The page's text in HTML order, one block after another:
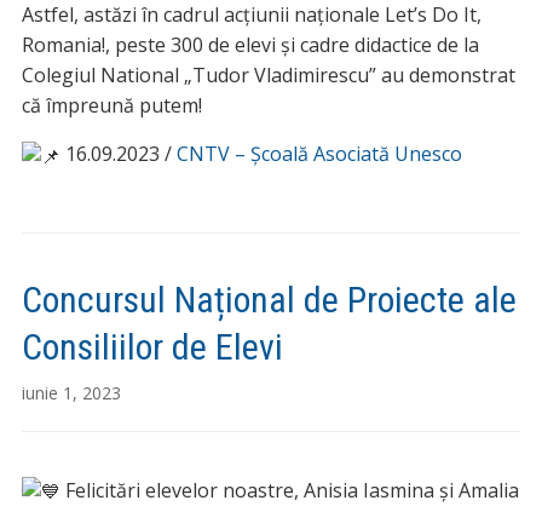
Astfel, astăzi în cadrul acțiunii naționale Let’s Do It,
Romania!, peste 300 de elevi și cadre didactice de la
Colegiul National „Tudor Vladimirescu” au demonstrat
că împreună putem!
16.09.2023 /CNTV – Școală Asociată Unesco
Concursul Național de Proiecte ale
Consiliilor de Elevi
iunie 1, 2023
Felicitări elevelor noastre, Anisia Iasmina și Amalia